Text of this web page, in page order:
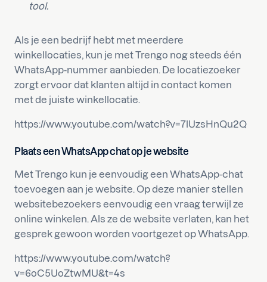
tool.
Als je een bedrijf hebt met meerdere
winkellocaties, kun je met Trengo nog steeds één
WhatsApp-nummer aanbieden. De locatiezoeker
zorgt ervoor dat klanten altijd in contact komen
met de juiste winkellocatie.
https://www.youtube.com/watch?v=7lUzsHnQu2Q
Plaats een WhatsApp chat op je website
Met Trengo kun je eenvoudig een WhatsApp-chat
toevoegen aan je website. Op deze manier stellen
websitebezoekers eenvoudig een vraag terwijl ze
online winkelen. Als ze de website verlaten, kan het
gesprek gewoon worden voortgezet op WhatsApp.
https://www.youtube.com/watch?
v=6oC5UoZtwMU&t=4s